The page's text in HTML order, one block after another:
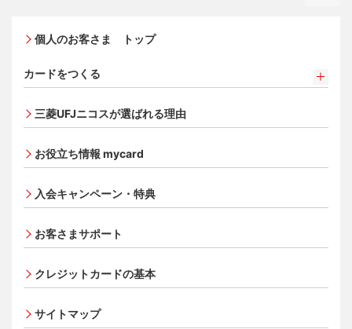
個人のお客さま トップ
カードをつくる
三菱ＵＦＪカード
三菱ＵＦＪカード・プラチナ・アメリカン・エキスプレ
オンライン入会申し込みの流れ
追加できるカード・機能
UnionPay（銀聯）カード
ETCカード
エクスプレス予約サービス（プラスEX会員）
三菱UFJニコスが選ばれる理由
お役立ち情報 mycard
入会キャンペーン・特典
お客さまサポート
クレジットカードの基本
サイトマップ